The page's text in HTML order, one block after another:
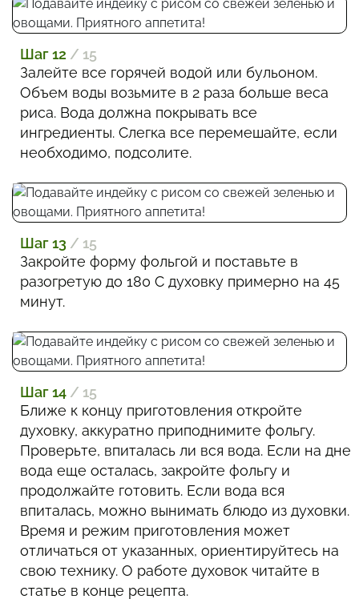
Шаг 12 / 15
Залейте все горячей водой или бульоном.
Объем воды возьмите в 2 раза больше веса
риса. Вода должна покрывать все
ингредиенты. Слегка все перемешайте, если
необходимо, подсолите.
Шаг 13 / 15
Закройте форму фольгой и поставьте в
разогретую до 180 С духовку примерно на 45
минут.
Шаг 14 / 15
Ближе к концу приготовления откройте
духовку, аккуратно приподнимите фольгу.
Проверьте, впиталась ли вся вода. Если на дне
вода еще осталась, закройте фольгу и
продолжайте готовить. Если вода вся
впиталась, можно вынимать блюдо из духовки.
Время и режим приготовления может
отличаться от указанных, ориентируйтесь на
свою технику. О работе духовок читайте в
статье в конце рецепта.